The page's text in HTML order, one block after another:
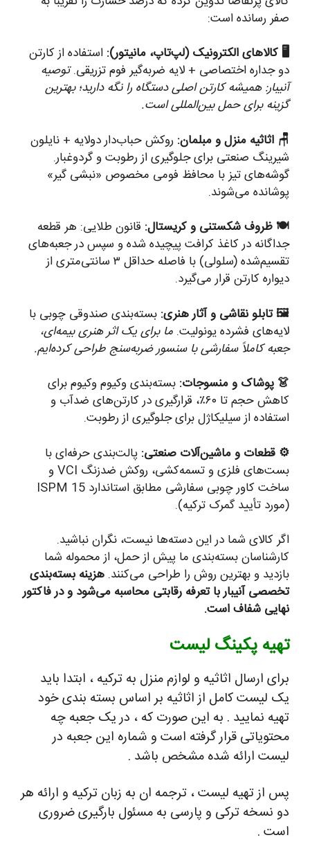
صفر رسانده است:
🖥️ کالاهای الکترونیک (لپ‌تاپ، مانیتور): استفاده از کارتن
دو جداره اختصاصی + لایه ضربه‌گیر فوم تزریقی.توصیه
آنیبار: همیشه کارتن اصلی دستگاه را نگه دارید؛ بهترین
گزینه برای حمل بین‌المللی است.
🪑 اثاثیه منزل و مبلمان: روکش حباب‌دار دولایه + نایلون
شیرینگ صنعتی برای جلوگیری از رطوبت و گردوغبار.
گوشه‌های تیز با محافظ فومی مخصوص «نبشی گیر»
پوشانده می‌شوند.
🍽️ ظروف شکستنی و کریستال: قانون طلایی: هر قطعه
جداگانه در کاغذ کرافت پیچیده شده و سپس در جعبه‌های
تقسیم‌شده (سلولی) با فاصله حداقل ۳ سانتی‌متری از
دیواره کارتن قرار می‌گیرد.
🖼️ تابلو نقاشی و آثار هنری: بسته‌بندی صندوقی چوبی با
لایه‌های فشرده یونولیت. ما برای یک اثر هنری بیمه‌ای،
جعبه کاملاً سفارشی با سنسور ضربه‌سنج طراحی کرده‌ایم.
👗 پوشاک و منسوجات: بسته‌بندی وکیوم وکیوم برای
کاهش حجم تا ۶۰٪، قرارگیری در کارتن‌های ضدآب و
استفاده از سیلیکاژل برای جلوگیری از رطوبت.
⚙️ قطعات و ماشین‌آلات صنعتی: پالت‌بندی حرفه‌ای با
بست‌های فلزی و تسمه‌کشی، روکش ضدزنگ VCI و
ساخت کاور چوبی سفارشی مطابق استاندارد ISPM 15
(مورد تأیید گمرک ترکیه).
اگر کالای شما در این دسته‌ها نیست، نگران نباشید.
کارشناسان بسته‌بندی ما پیش از حمل، از محموله شما
بازدید و بهترین روش را طراحی می‌کنند. هزینه بسته‌بندی
تخصصی آنیبار با تعرفه رقابتی محاسبه می‌شود و در فاکتور
نهایی شفاف است.
تهیه پکینگ لیست
برای ارسال اثاثیه و لوازم منزل به ترکیه ، ابتدا باید
یک لیست کامل از اثاثیه بر اساس بسته بندی خود
تهیه نمایید . به این صورت که ، در یک جعبه چه
محتویاتی قرار گرفته است و شماره این جعبه در
لیست ارائه شده مشخص باشد .
پس از تهیه لیست ، ترجمه ان به زبان ترکیه و ارائه هر
دو نسخه ترکی و پارسی به مسئول بارگیری ضروری
است .